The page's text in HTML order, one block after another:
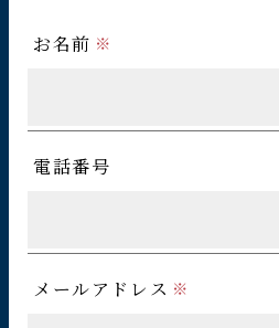
お名前
電話番号
メールアドレス